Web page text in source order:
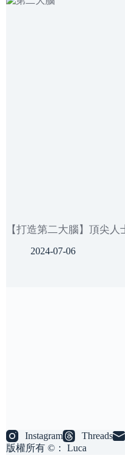
【打造第二大腦】頂尖
2024-07-06
Instagram Threads
版權所有 ©： Luca